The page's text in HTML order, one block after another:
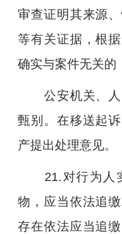
审查证明其来源
等有关证据，根
确实与案件无关的
公安机关、人
甄别。在移送起
产提出处理意见。
21.对行为人实
物，应当依法追
存在依法应当追